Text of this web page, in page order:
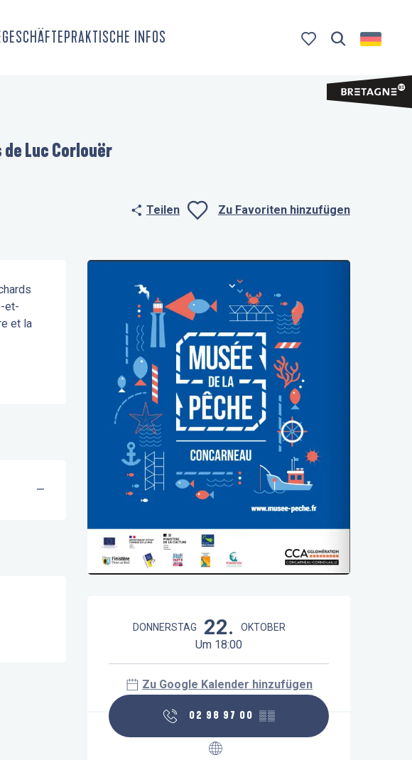
GESCHÄFTEPRAKTISCHE INFOS
Luc Corlouër
Teilen Zu Favoriten hinzufügen
Öffnungszeiten & Kontaktdaten
DONNERSTAG 22. OKTOBER
Um 18:00
Zu Google Kalender hinzufügen
02 98 97 00 ▒▒
et-
et la
—